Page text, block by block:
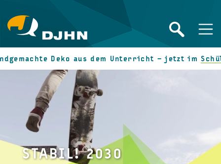
Deko aus dem Unterricht – jetzt imSchüler-
STABIL! 2030